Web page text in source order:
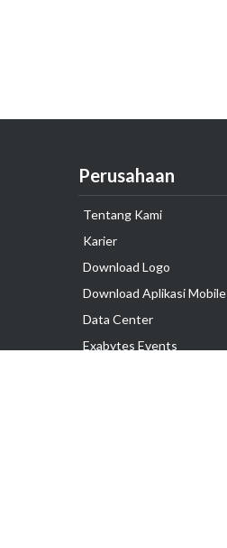
Perusahaan
Tentang Kami
Karier
Download Logo
Download Aplikasi Mobile
Data Center
Exabytes Events